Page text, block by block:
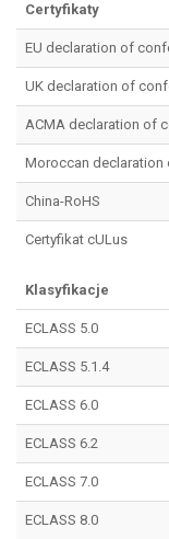
Certyfikaty
EU declaration of
UK declaration of
ACMA declaration of
Moroccan
China-RoHS
Certyfikat cULus
Klasyfikacje
ECLASS 5.0
ECLASS 5.1.4
ECLASS 6.0
ECLASS 6.2
ECLASS 7.0
ECLASS 8.0